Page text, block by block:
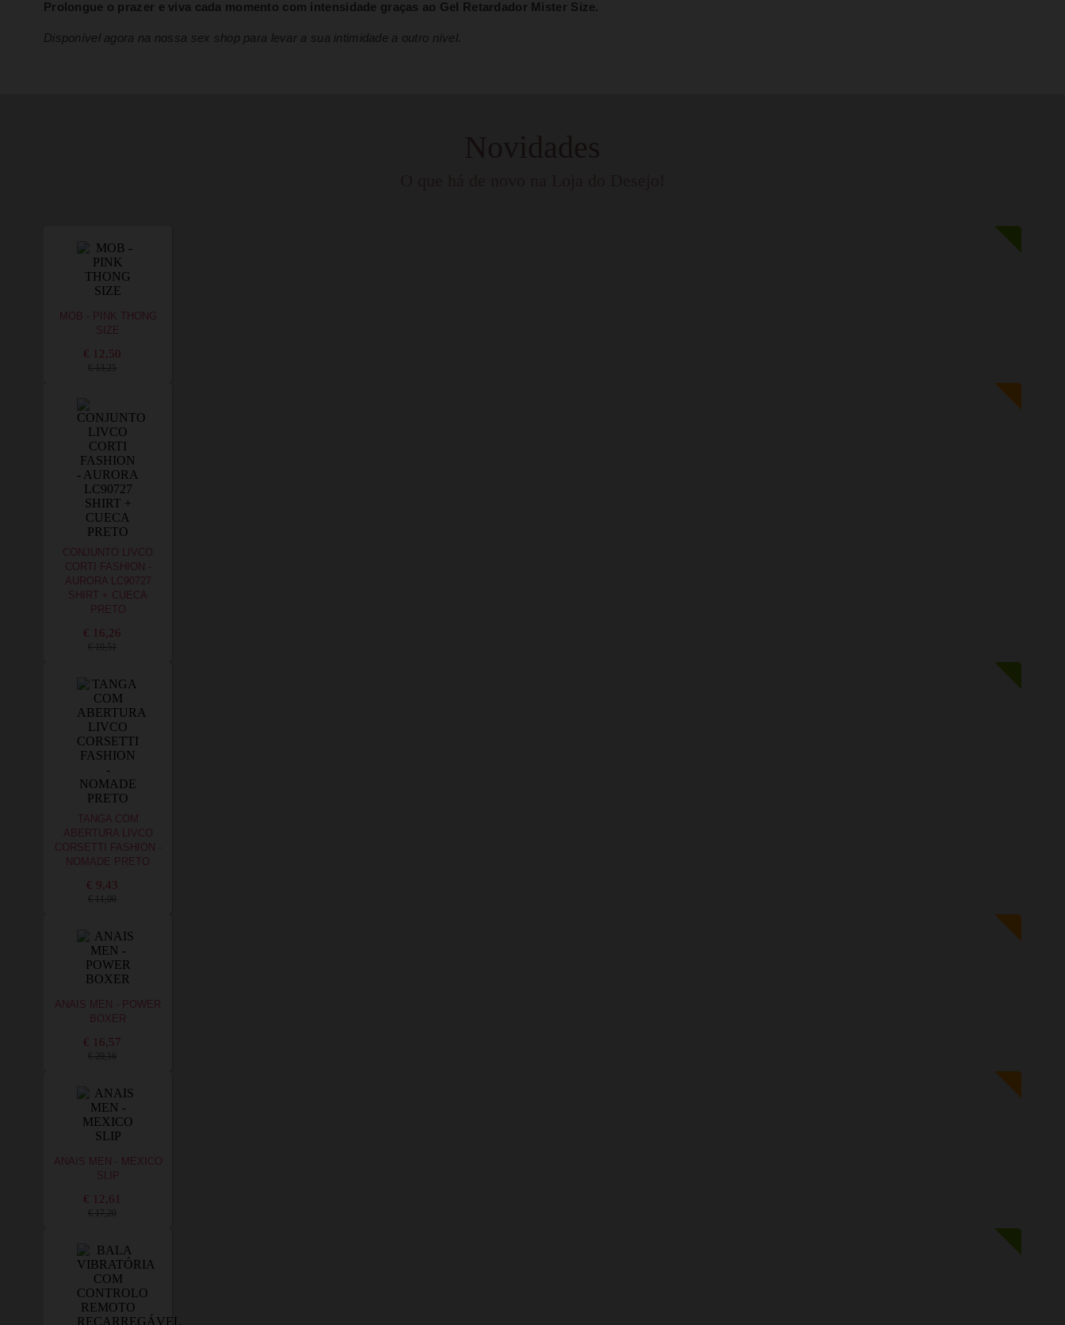
Prolongue o prazer e viva cada momento com intensidade graças ao Gel Retardador Mister Size.
Disponível agora na nossa sex shop para levar a sua intimidade a outro nível.
MOB - PINK THONG
SIZE
€ 12,50
€ 13,25
CONJUNTO LIVCO
CORTI FASHION -
AURORA LC90727
SHIRT + CUECA
PRETO
€ 16,26
€ 19,51
TANGA COM
ABERTURA LIVCO
CORSETTI FASHION -
NOMADE PRETO
€ 9,43
€ 11,00
ANAIS MEN - POWER
BOXER
€ 16,57
€ 20,16
ANAIS MEN - MEXICO
SLIP
€ 12,61
€ 17,20